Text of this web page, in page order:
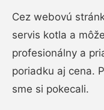
Cez webovú
servis kotla a
profesionálny a
poriadku aj cena.
sme si pokecali.